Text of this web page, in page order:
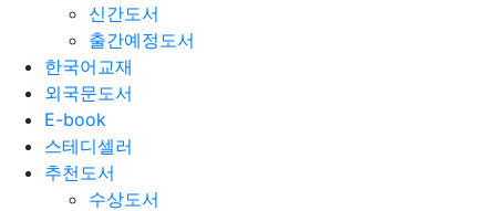
신간도서
출간예정도서
한국어교재
외국문도서
E-book
스테디셀러
추천도서
수상도서